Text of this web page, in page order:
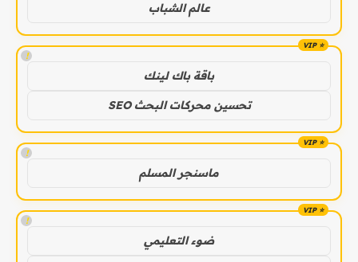
عالم الشباب
!
باقة باك لينك
تحسين محركات البحث SEO
!
ماسنجر المسلم
!
ضوء التعليمي